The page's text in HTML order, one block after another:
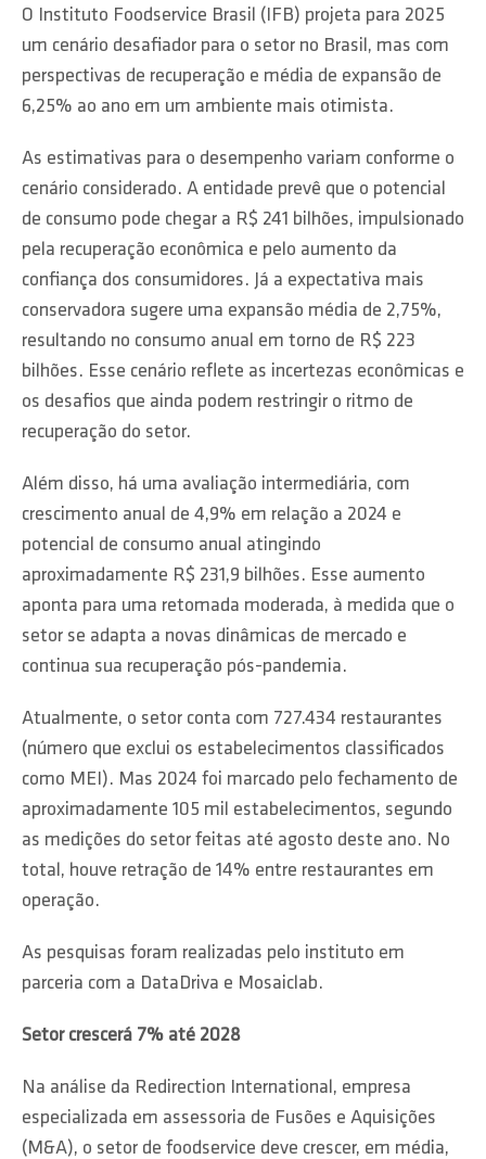
O Instituto Foodservice Brasil (IFB) projeta para 2025
um cenário desafiador para o setor no Brasil, mas com
perspectivas de recuperação e média de expansão de
6,25% ao ano em um ambiente mais otimista.
As estimativas para o desempenho variam conforme o
cenário considerado. A entidade prevê que o potencial
de consumo pode chegar a R$ 241 bilhões, impulsionado
pela recuperação econômica e pelo aumento da
confiança dos consumidores. Já a expectativa mais
conservadora sugere uma expansão média de 2,75%,
resultando no consumo anual em torno de R$ 223
bilhões. Esse cenário reflete as incertezas econômicas e
os desafios que ainda podem restringir o ritmo de
recuperação do setor.
Além disso, há uma avaliação intermediária, com
crescimento anual de 4,9% em relação a 2024 e
potencial de consumo anual atingindo
aproximadamente R$ 231,9 bilhões. Esse aumento
aponta para uma retomada moderada, à medida que o
setor se adapta a novas dinâmicas de mercado e
continua sua recuperação pós-pandemia.
Atualmente, o setor conta com 727.434 restaurantes
(número que exclui os estabelecimentos classificados
como MEI). Mas 2024 foi marcado pelo fechamento de
aproximadamente 105 mil estabelecimentos, segundo
as medições do setor feitas até agosto deste ano. No
total, houve retração de 14% entre restaurantes em
operação.
As pesquisas foram realizadas pelo instituto em
parceria com a DataDriva e Mosaiclab.
Setor crescerá 7% até 2028
Na análise da Redirection International, empresa
especializada em assessoria de Fusões e Aquisições
(M&A), o setor de foodservice deve crescer, em média,